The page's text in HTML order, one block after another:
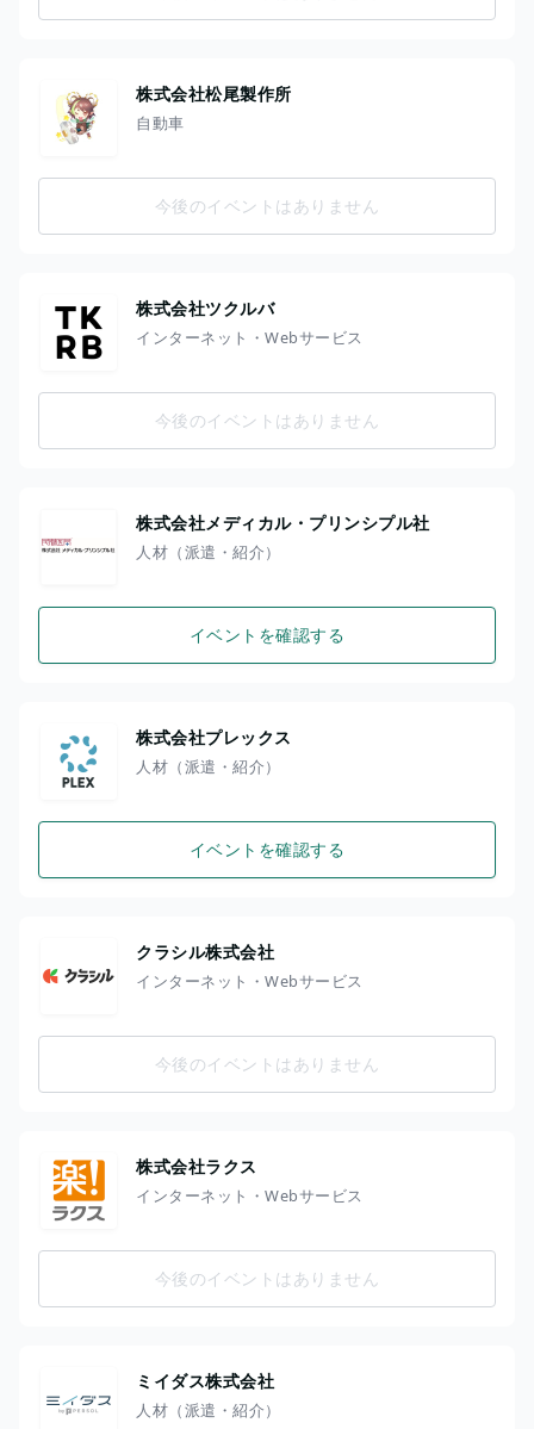
株式会社松尾製作所
自動車
今後のイベントはありません
株式会社ツクルバ
インターネット・Webサービス
今後のイベントはありません
株式会社メディカル・プリンシプル社
人材（派遣・紹介）
イベントを確認する
株式会社プレックス
人材（派遣・紹介）
イベントを確認する
クラシル株式会社
インターネット・Webサービス
今後のイベントはありません
株式会社ラクス
インターネット・Webサービス
今後のイベントはありません
ミイダス株式会社
人材（派遣・紹介）